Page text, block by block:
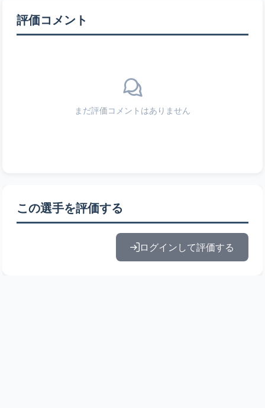
評価コメント
まだ評価コメントはありません
この選手を評価する
ログインして評価する